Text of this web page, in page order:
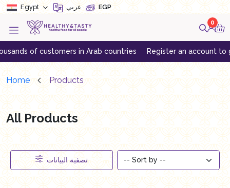
Egypt عربي EGP
0
in Arab countries Register an account to get
Home Products
All Products
تصفية البيانات